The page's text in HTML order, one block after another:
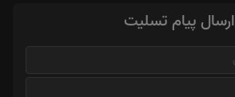
ارسال پیام تسلیت